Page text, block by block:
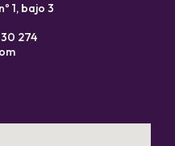
1, bajo 3
274